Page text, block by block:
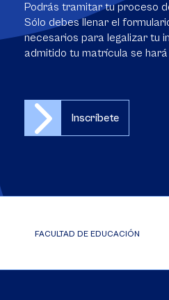
Podrás tramitar tu proceso
Sólo debes llenar el
necesarios para legalizar tu
admitido tu matrícula se
Inscríbete
FACULTAD DE EDUCACIÓN